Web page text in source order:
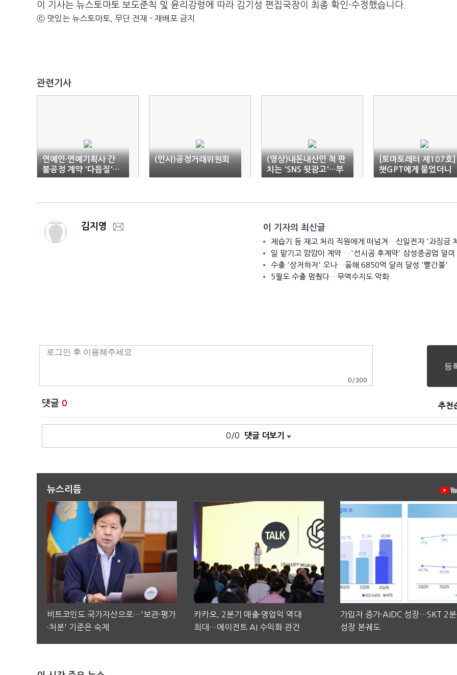
이 기사는 뉴스토마토 보도준칙 및 윤리강령에 따라 김기성 편집국장이 최종 확인·수정했습니다.
ⓒ 맛있는 뉴스토마토, 무단 전재 - 재배포 금지
관련기사
연예인·연예기획사 간
불공정 계약 '다듬질'…
OTT 시장 실태조사 '착
(인사)공정거래위원회
(영상)내돈내산인 척 판
치는 'SNS 뒷광고'…부
당광고 2만여건 적발
[토마토레터 제107호]
챗GPT에게 물었더니
“구글을 대체하거나 능
김지영 이 기자의 최신글
제습기 등 재고 처리 직원에게 떠넘겨…신일전자 '과징금
일 맡기고 깜깜이 계약 …'선시공 후계약' 삼성중공업 덜미
수출 '상저하저' 오나…올해 6850억 달러 달성 '빨간불'
5월도 수출 멈췄다…무역수지도 악화
0 /300
댓글 0 추천
0/0 댓글 더보기
뉴스리듬
비트코인도 국가자산으로…'보관·평가
·처분' 기준은 숙제
카카오, 2분기 매출·영업익 역대
최대…에이전트 AI 수익화 관건
가입자 증가·AIDC 성장…SKT 2
성장 본궤도